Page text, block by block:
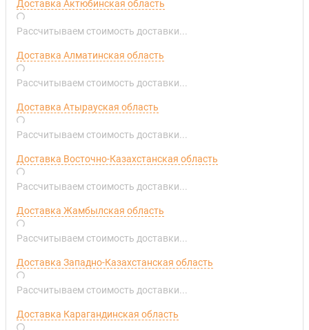
Доставка Актюбинская область
Рассчитываем стоимость доставки...
Доставка Алматинская область
Рассчитываем стоимость доставки...
Доставка Атырауская область
Рассчитываем стоимость доставки...
Доставка Восточно-Казахстанская область
Рассчитываем стоимость доставки...
Доставка Жамбылская область
Рассчитываем стоимость доставки...
Доставка Западно-Казахстанская область
Рассчитываем стоимость доставки...
Доставка Карагандинская область